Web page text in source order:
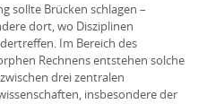
sollte Brücken schlagen –
dort, wo Disziplinen
Im Bereich des
Rechnens entstehen solche
drei zentralen
insbesondere der